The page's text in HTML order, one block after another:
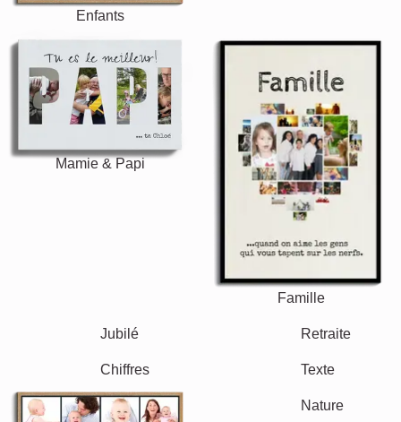
Enfants
Mamie & Papi
Famille